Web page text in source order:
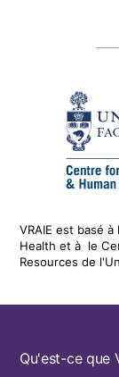
VRAIE est basé
Healthetà le
Resources de
Footer
Qu'est-ce que